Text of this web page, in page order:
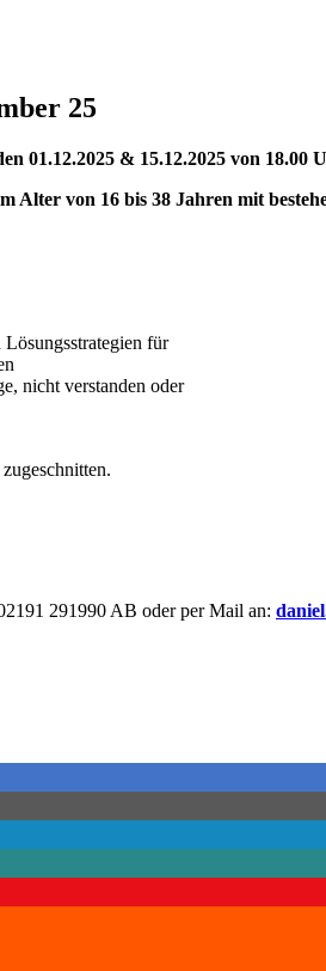
25
01.12.2025 & 15.12.2025 von 18.00
Alter von 16 bis 38 Jahren mit
für
nicht verstanden oder
291990 AB oder per Mail an: